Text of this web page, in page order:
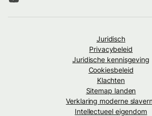
Juridisch
Privacybeleid
Juridische kennisgeving
Cookiesbeleid
Klachten
Sitemap landen
Verklaring moderne
Intellectueel eigendom